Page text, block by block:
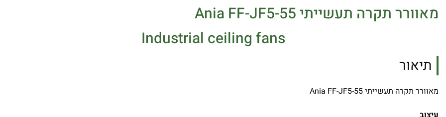
מאוורר תקרה תעשייתי Ania FF-JF5-55
Industrial ceiling fans
תיאור
מאוורר תקרה תעשייתי Ania FF-JF5-55